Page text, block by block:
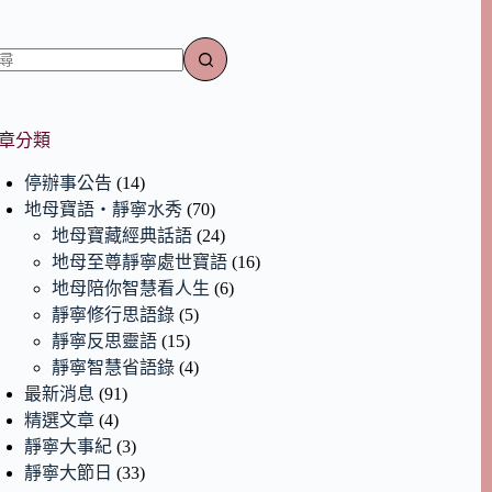
分類
停辦事公告 (14)
地母寶語‧靜寧水秀 (70)
地母寶藏經典話語 (24)
地母至尊靜寧處世寶語 (16)
地母陪你智慧看人生 (6)
靜寧修行思語錄 (5)
靜寧反思靈語 (15)
靜寧智慧省語錄 (4)
最新消息 (91)
精選文章 (4)
靜寧大事紀 (3)
靜寧大節日 (33)